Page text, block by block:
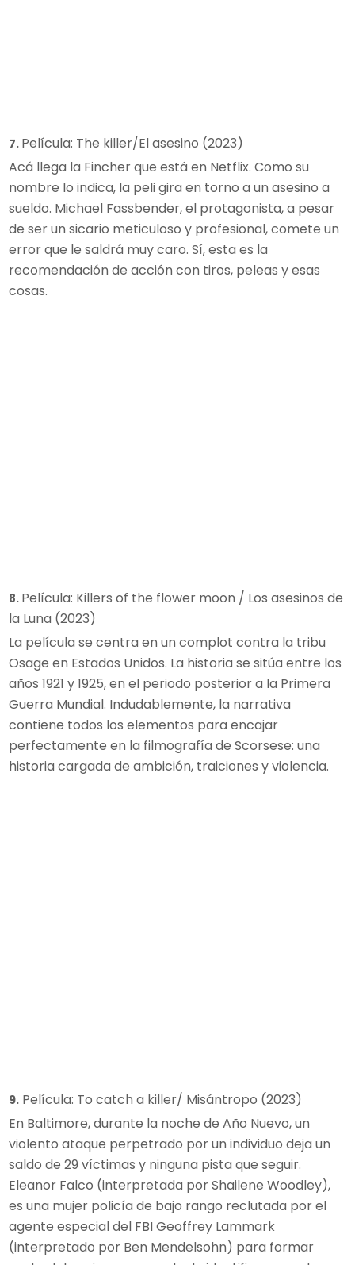
7. Película: The killer/El asesino (2023)
Acá llega la Fincher que está en Netflix. Como su
nombre lo indica, la peli gira en torno a un asesino a
sueldo. Michael Fassbender, el protagonista, a pesar
de ser un sicario meticuloso y profesional, comete un
error que le saldrá muy caro. Sí, esta es la
recomendación de acción con tiros, peleas y esas
cosas.
8. Película: Killers of the flower moon / Los asesinos de
la Luna (2023)
La película se centra en un complot contra la tribu
Osage en Estados Unidos. La historia se sitúa entre los
años 1921 y 1925, en el periodo posterior a la Primera
Guerra Mundial. Indudablemente, la narrativa
contiene todos los elementos para encajar
perfectamente en la filmografía de Scorsese: una
historia cargada de ambición, traiciones y violencia.
9.Película: To catch a killer/ Misántropo (2023)
En Baltimore, durante la noche de Año Nuevo, un
violento ataque perpetrado por un individuo deja un
saldo de 29 víctimas y ninguna pista que seguir.
Eleanor Falco (interpretada por Shailene Woodley),
es una mujer policía de bajo rango reclutada por el
agente especial del FBI Geoffrey Lammark
(interpretado por Ben Mendelsohn) para formar